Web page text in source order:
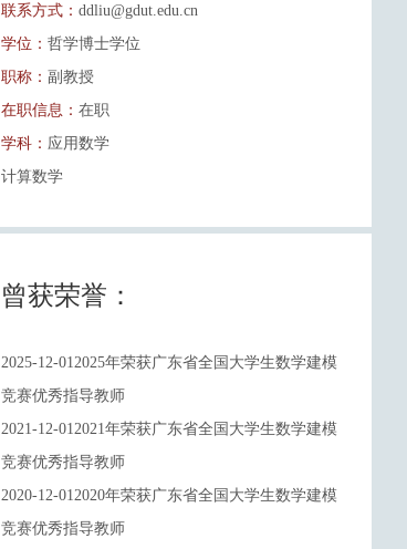
联系方式： ddliu@gdut.edu.cn
学位： 哲学博士学位
职称： 副教授
在职信息： 在职
学科： 应用数学
计算数学
曾获荣誉：
2025-12-012025年荣获广东省全国大学生数学建模
竞赛优秀指导教师
2021-12-012021年荣获广东省全国大学生数学建模
竞赛优秀指导教师
2020-12-012020年荣获广东省全国大学生数学建模
竞赛优秀指导教师